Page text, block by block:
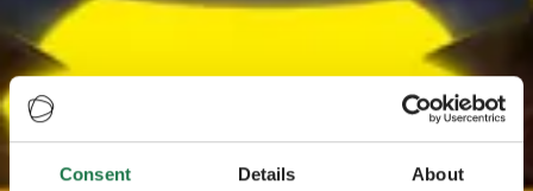
Consent Details About